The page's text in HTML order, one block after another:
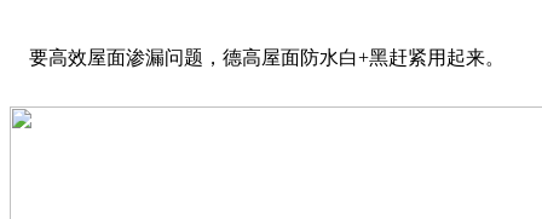
要高效屋面渗漏问题，德高屋面防水白+黑赶紧用起来。